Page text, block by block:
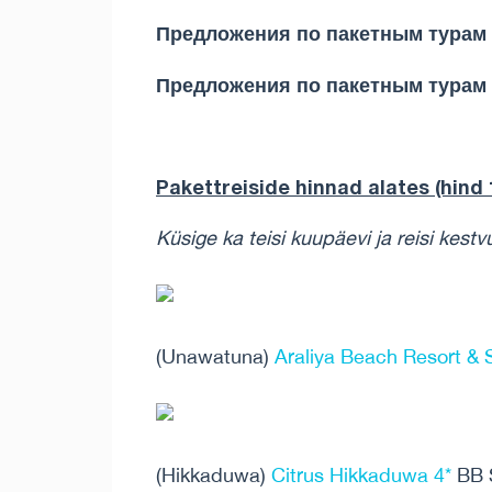
Предложения по пакетным
Предложения по пакетным
Pakettreiside hinnad alates (hind
Küsige ka teisi kuupäevi ja reisi
(Unawatuna) Araliya Beach Resort &
(Hikkaduwa) Citrus Hikkaduwa 4* BB